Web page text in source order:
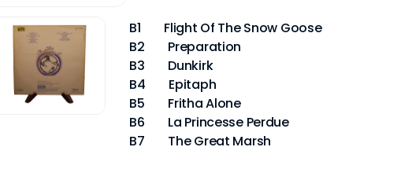
B1 Flight Of The Snow Goose
B2 Preparation
B3 Dunkirk
B4 Epitaph
B5 Fritha Alone
B6 La Princesse Perdue
B7 The Great Marsh